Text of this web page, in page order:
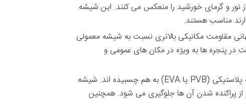
از نورو گرمای خورشید را منعکس می کنند. این شیشه
مناسب هستند.
مقاومت مکانیکی بالاتری نسبت به شیشه معمولی
در پنجره ها به ویژه درمکان های عمومی و
پلاستیکی (PVB یاEVA) به هم چسبیده اند. شیشه
از پراکنده شدن آن ها جلوگیری می شود.همچنین